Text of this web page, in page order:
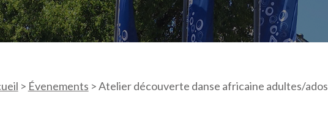
> Évenements >Atelier découverte danse africaine adultes/ados